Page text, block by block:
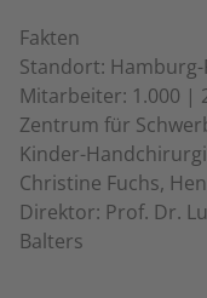
Fakten
Standort:
Mitarbeiter: 1.000 |
Zentrum für
Kinder-
Christine Fuchs,
Direktor: Prof. Dr.
Balters